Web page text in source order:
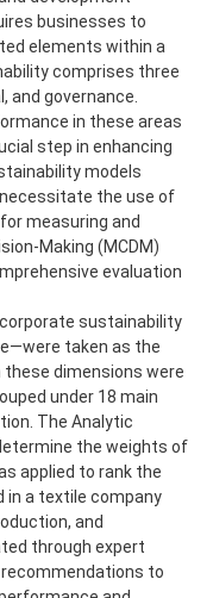
businesses to
elements within a
comprises three
and governance.
in these areas
step in enhancing
models
the use of
measuring and
Making (MCDM)
evaluation
sustainability
taken as the
dimensions were
under 18 main
The Analytic
the weights of
applied to rank the
in a textile company
and
through expert
to